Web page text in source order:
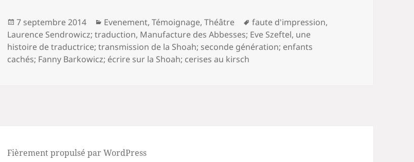
Publié
le
7 septembre 2014 Catégories
Evenement,Témoignage,Théâtre
Mots-
clés
faute d'impression,
Laurence Sendrowicz; traduction, Manufacture des Abbesses; Eve Szeftel, une
histoire de traductrice; transmission de la Shoah; seconde génération; enfants
cachés; Fanny Barkowicz; écrire sur la Shoah; cerises au kirsch
Fièrement propulsé par WordPress